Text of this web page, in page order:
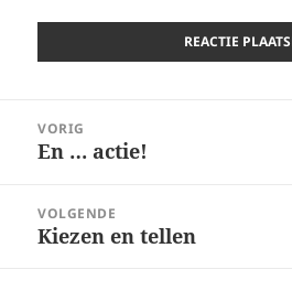
navigatie
VORIG
Vorig
En … actie!
VOLGENDE
Volgend
Kiezen en tellen